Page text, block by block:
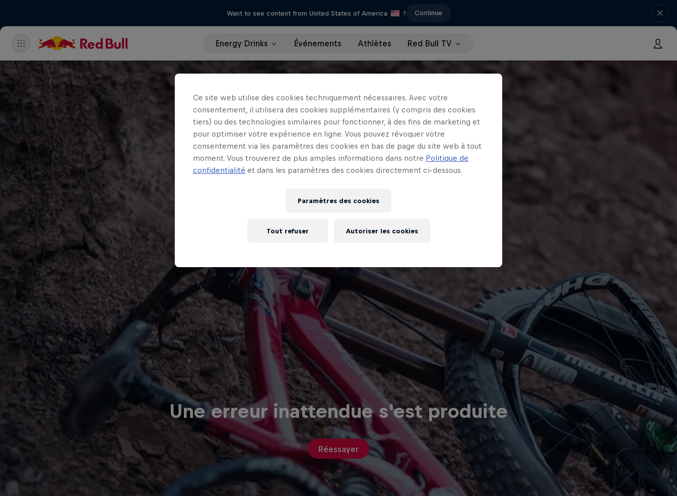
Want to see content from United States of America ? Continue
Energy Drinks Événements Athlètes Red Bull TV
Une erreur inattendue s'est produite
Réessayer
Ce site web utilise des cookies techniquement nécessaires. Avec votre
consentement, il utilisera des cookies supplémentaires (y compris des cookies
tiers) ou des technologies similaires pour fonctionner, à des fins de marketing et
pour optimiser votre expérience en ligne. Vous pouvez révoquer votre
consentement via les paramètres des cookies en bas de page du site web à tout
moment. Vous trouverez de plus amples informations dans notre Politique de
confidentialité et dans les paramètres des cookies directement ci-dessous.
Paramètres des cookies
Tout refuser Autoriser les cookies